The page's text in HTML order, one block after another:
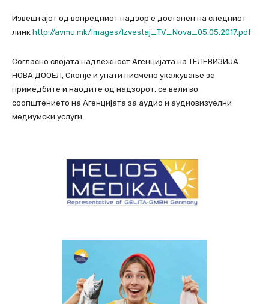
Извештајот од вонредниот надзор е достапен на следниот
линк http://avmu.mk/images/Izvestaj_TV_Nova_05.05.2017.pdf
Согласно својата надлежност Агенцијата на ТЕЛЕВИЗИЈА
НОВА ДООЕЛ, Скопје и упати писмено укажување за
примедбите и наодите од надзорот, се вели во
соопштението на Агенцијата за аудио и аудиовизуелни
медиумски услуги.